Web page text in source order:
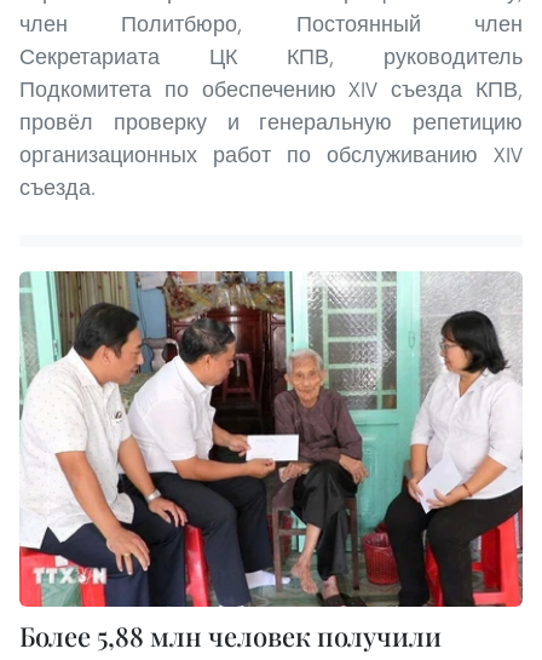
член Политбюро, Постоянный член
Секретариата ЦК КПВ, руководитель
Подкомитета по обеспечению XIV съезда КПВ,
провёл проверку и генеральную репетицию
организационных работ по обслуживанию XIV
съезда.
Более 5,88 млн человек получили